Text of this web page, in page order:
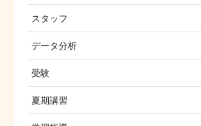
スタッフ
データ分析
受験
夏期講習